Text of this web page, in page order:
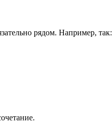
рядом. Например, так: